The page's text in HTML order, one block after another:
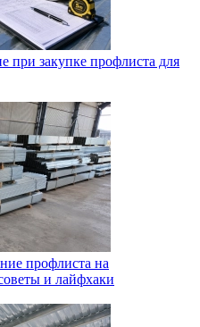
при закупке профлиста для
профлиста на
и лайфхаки